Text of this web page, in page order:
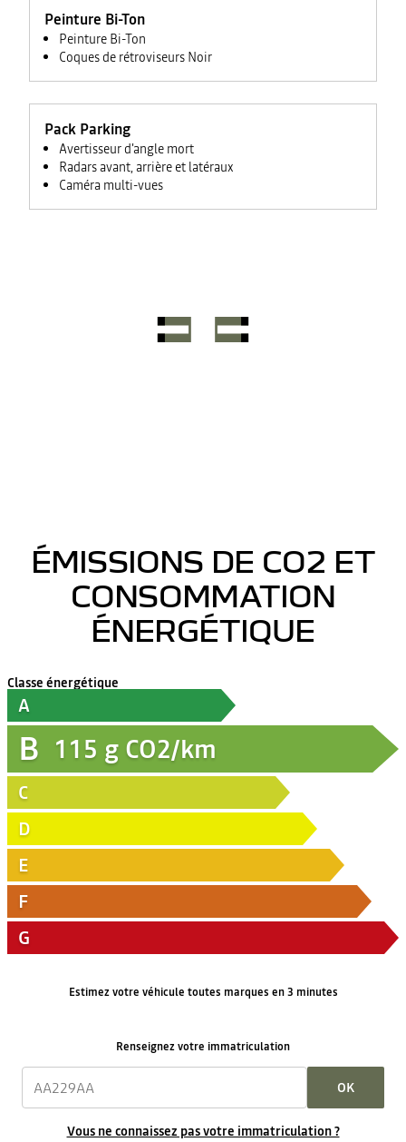
Peinture Bi-Ton
Peinture Bi-Ton
Coques de rétroviseurs Noir
Pack Parking
Avertisseur d'angle mort
Radars avant, arrière et latéraux
Caméra multi-vues
ÉMISSIONS DE CO2 ET
CONSOMMATION
ÉNERGÉTIQUE
Classe énergétique
A
B 115 g CO2/km
C
D
E
F
G
Estimez votre véhicule toutes marques en 3 minutes
Renseignez votre immatriculation
OK
Vous ne connaissez pas votre immatriculation ?